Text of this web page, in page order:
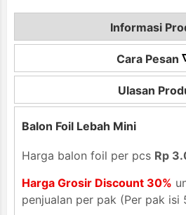
Informasi
Balon Foil Lebah Mini
Harga balon foil per pcs Rp
Harga Grosir Discount 30%
penjualan per pak (Per pak isi
Cara Pesan
Ulasan